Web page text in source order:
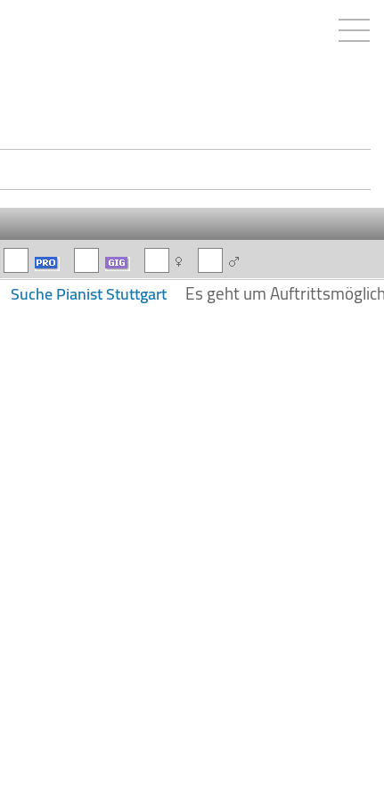
Suche Pianist Stuttgart Es geht um